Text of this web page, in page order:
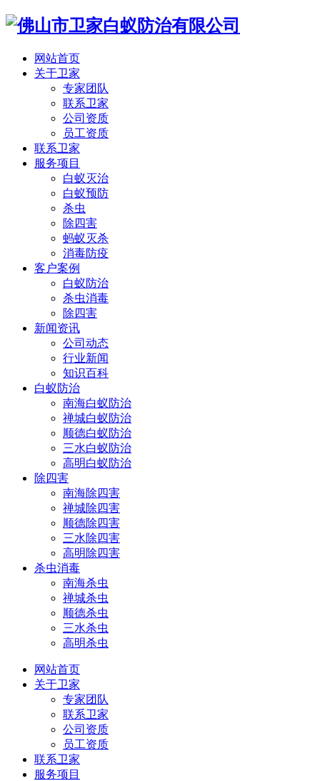
网站首页
关于卫家
专家团队
联系卫家
公司资质
员工资质
联系卫家
服务项目
白蚁灭治
白蚁预防
杀虫
除四害
蚂蚁灭杀
消毒防疫
客户案例
白蚁防治
杀虫消毒
除四害
新闻资讯
公司动态
行业新闻
知识百科
白蚁防治
南海白蚁防治
禅城白蚁防治
顺德白蚁防治
三水白蚁防治
高明白蚁防治
除四害
南海除四害
禅城除四害
顺德除四害
三水除四害
高明除四害
杀虫消毒
南海杀虫
禅城杀虫
顺德杀虫
三水杀虫
高明杀虫
网站首页
关于卫家
专家团队
联系卫家
公司资质
员工资质
联系卫家
服务项目